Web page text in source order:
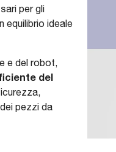
per gli
equilibrio ideale
e del robot,
del
pezzi da